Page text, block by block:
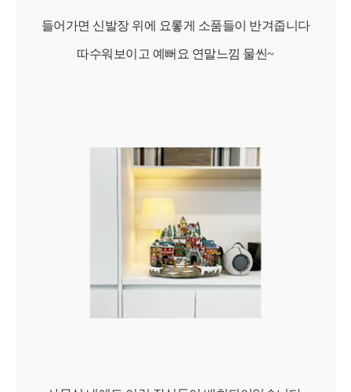
들어가면 신발장 위에 요롷게 소품들이 반겨줍니다
따수워보이고 예뻐요 연말느낌 물씬~